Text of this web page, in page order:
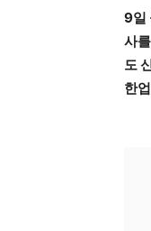
9일
사
도
한